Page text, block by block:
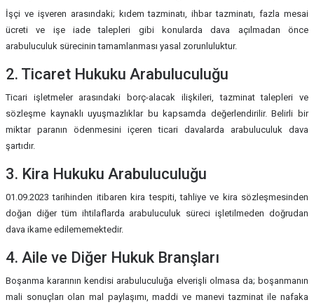
İşçi ve işveren arasındaki; kıdem tazminatı, ihbar tazminatı, fazla mesai
ücreti ve işe iade talepleri gibi konularda dava açılmadan önce
arabuluculuk sürecinin tamamlanması yasal zorunluluktur.
2. Ticaret Hukuku Arabuluculuğu
Ticari işletmeler arasındaki borç-alacak ilişkileri, tazminat talepleri ve
sözleşme kaynaklı uyuşmazlıklar bu kapsamda değerlendirilir. Belirli bir
miktar paranın ödenmesini içeren ticari davalarda arabuluculuk dava
şartıdır.
3. Kira Hukuku Arabuluculuğu
01.09.2023 tarihinden itibaren kira tespiti, tahliye ve kira sözleşmesinden
doğan diğer tüm ihtilaflarda arabuluculuk süreci işletilmeden doğrudan
dava ikame edilememektedir.
4. Aile ve Diğer Hukuk Branşları
Boşanma kararının kendisi arabuluculuğa elverişli olmasa da; boşanmanın
mali sonuçları olan mal paylaşımı, maddi ve manevi tazminat ile nafaka